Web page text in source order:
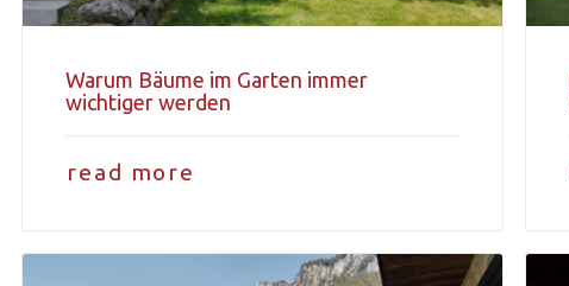
Warum Bäume im Garten immer
wichtiger werden
read more